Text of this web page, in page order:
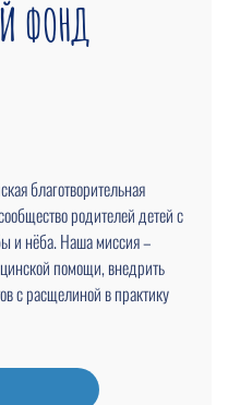
ФОНД
благотворительная
родителей детей с
и нёба. Наша миссия –
помощи, внедрить
с расщелиной в практику